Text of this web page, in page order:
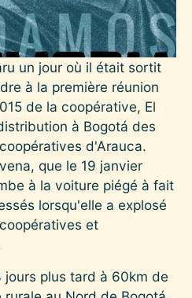
un jour où il était sortit
à la première réunion
de la coopérative, El
à Bogotá des
d'Arauca.
que le 19 janvier
à la voiture piégé à fait
lorsqu'elle a explosé
et
plus tard à 60km de